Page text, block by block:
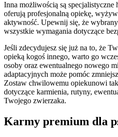
Inna możliwością są specjalistyczne
oferują profesjonalną opiekę,
aktywność. Upewnij się, że
wszystkie wymagania dotyczące
Jeśli zdecydujesz się już na to, że
opieką kogoś innego, warto go
osoby oraz ewentualnego nowego
adaptacyjnych może pomóc
Zostaw chwilowemu opiekunowi
dotyczące karmienia, rutyny,
Twojego zwierzaka.
Karmy premium dla